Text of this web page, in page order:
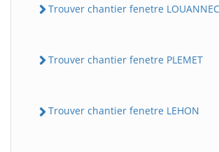
Trouver chantier fenetre LOUANNEC
Trouver chantier fenetre PLEMET
Trouver chantier fenetre LEHON